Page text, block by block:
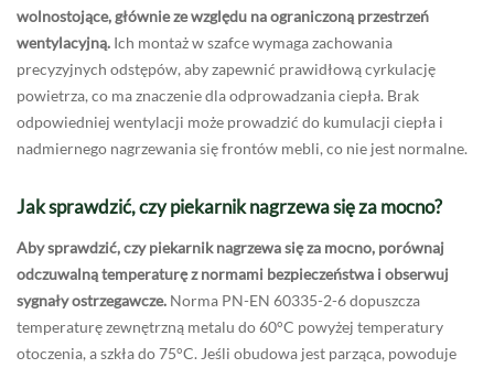
wolnostojące, głównie ze względu na ograniczoną przestrzeń
wentylacyjną. Ich montaż w szafce wymaga zachowania
precyzyjnych odstępów, aby zapewnić prawidłową cyrkulację
powietrza, co ma znaczenie dla odprowadzania ciepła. Brak
odpowiedniej wentylacji może prowadzić do kumulacji ciepła i
nadmiernego nagrzewania się frontów mebli, co nie jest normalne.
Jak sprawdzić, czy piekarnik nagrzewa się za mocno?
Aby sprawdzić, czy piekarnik nagrzewa się za mocno, porównaj
odczuwalną temperaturę z normami bezpieczeństwa i obserwuj
sygnały ostrzegawcze. Norma PN-EN 60335-2-6 dopuszcza
temperaturę zewnętrzną metalu do 60°C powyżej temperatury
otoczenia, a szkła do 75°C. Jeśli obudowa jest parząca, powoduje